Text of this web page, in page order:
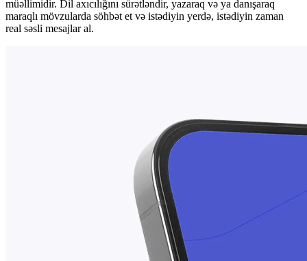
müəllimidir. Dil axıcılığını sürətləndir, yazaraq və ya danışaraq
maraqlı mövzularda söhbət et və istədiyin yerdə, istədiyin zaman
real səsli mesajlar al.